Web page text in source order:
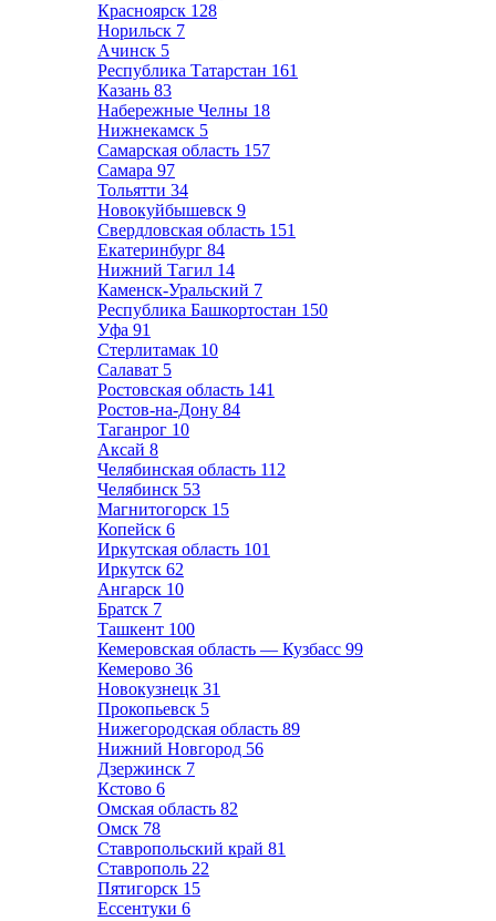
Красноярск 128
Норильск 7
Ачинск 5
Республика Татарстан 161
Казань 83
Набережные Челны 18
Нижнекамск 5
Самарская область 157
Самара 97
Тольятти 34
Новокуйбышевск 9
Свердловская область 151
Екатеринбург 84
Нижний Тагил 14
Каменск-Уральский 7
Республика Башкортостан 150
Уфа 91
Стерлитамак 10
Салават 5
Ростовская область 141
Ростов-на-Дону 84
Таганрог 10
Аксай 8
Челябинская область 112
Челябинск 53
Магнитогорск 15
Копейск 6
Иркутская область 101
Иркутск 62
Ангарск 10
Братск 7
Ташкент 100
Кемеровская область — Кузбасс 99
Кемерово 36
Новокузнецк 31
Прокопьевск 5
Нижегородская область 89
Нижний Новгород 56
Дзержинск 7
Кстово 6
Омская область 82
Омск 78
Ставропольский край 81
Ставрополь 22
Пятигорск 15
Ессентуки 6